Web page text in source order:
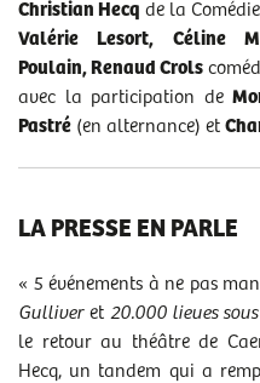
Christian Hecq de la
Valérie Lesort, Céline
Poulain, Renaud Crols
avec la participation de
Pastré (en alternance) et
LA PRESSE EN PARLE
« 5 événements à ne pas
Gulliveret20.000 lieues
le retour au théâtre de
Hecq, un tandem qui a